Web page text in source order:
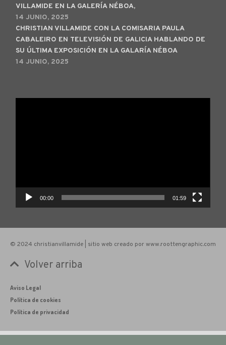
VILLAMIDE EN LA GALERÍA NÉBOA,
14 JUNIO, 2025
CHRISTIAN VILLAMIDE CON LA COMISARIA PAULA
CABALEIRO EN TELEVISIÓN DE GALICIA HABLANDO DE
SU ÚLTIMA EXPOSICIÓN EN LA GALARÍA NÉBOA
14 JUNIO, 2025
00:00 01:59
© 2024 christianvillamide | sitio web creado por www.roottengraphic.com
Volver arriba
Aviso Legal
Política de cookies
Política de privacidad